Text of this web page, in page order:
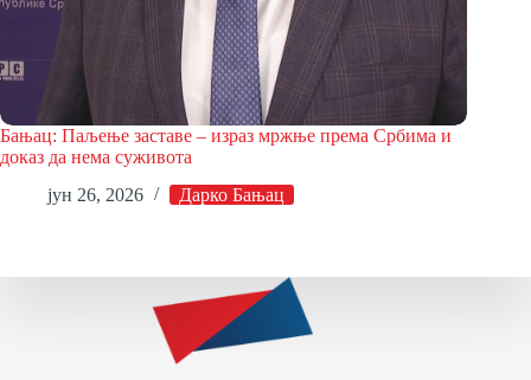
Бањац: Паљење заставе – израз мржње према Србима и
доказ да нема суживота
јун 26, 2026
Дарко Бањац